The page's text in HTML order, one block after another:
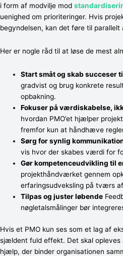
i form af modvilje mod
uenighed om prioriteringer. Hvis
begyndelsen, kan det føre til parallelt
Her er nogle råd til at løse de mest
Start småt og skab succeser
gradvist og brug konkrete
opbakning.
Fokuser på værdiskabelse,
hvordan PMO’et hjælper
fremfor kun at håndhæve
Sørg for synlig
vis hvor der skabes værdi for
Gør kompetenceudvikling til
projekthåndværket gennem
erfaringsudveksling på tværs
Tilpas og juster løbende
nøgletalsmålinger bør
Hvis et PMO kun ses som et lag af
sjældent fuld effekt. Det skal
hjælp, der binder organisationen